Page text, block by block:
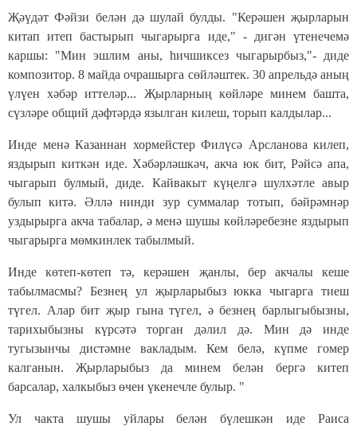
Җәүдәт Фәйзи белән дә шулай булды. "Керәшен җырларын
китап итеп бастырып чыгарырга иде," - дигән үтенечемә
каршы: "Мин эшлим аны, һичшиксез чыгарырбыз,"- диде
композитор. 8 майда очрашырга сөйләштек. 30 апрельдә аның
үлүен хәбәр иттеләр... Җырларның көйләре минем башта,
сүзләре общий дәфтәрдә язылган килеш, торып калдылар...
Инде менә Казаннан хормейстер Филүсә Арсланова килеп,
яздырып киткән иде. Хәбәрләшкәч, акча юк бит, Рәйсә апа,
чыгарып булмый, диде. Кайвакыт күңелгә шулхәтле авыр
булып китә. Әллә нинди зур суммалар тотып, бәйрәмнәр
уздырырга акча табалар, ә менә шушы көйләребезне яздырып
чыгарырга мөмкинлек табылмый.
Инде көтеп-көтеп тә, керәшен җанлы, бер акчалы кеше
табылмасмы? Безнең ул җырларыбыз юкка чыгарга тиеш
түгел. Алар бит җыр гына түгел, ә безнең барлыгыбызны,
тарихыбызны күрсәтә торган дәлил дә. Мин дә инде
тугызынчы дистәмне вакладым. Кем белә, күпме гомер
калганын. Җырларыбыз да минем белән бергә китеп
барсалар, халкыбыз өчен үкенечле булыр. "
Ул чакта шушы уйлары белән бүлешкән иде Раиса